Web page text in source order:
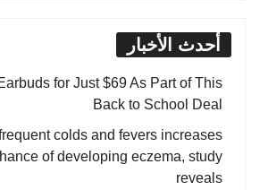
أحدث الأخبار
for Just $69 As Part of This
Back to School Deal
colds and fevers increases
of developing eczema, study
reveals